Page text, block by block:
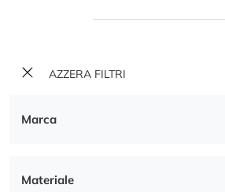
AZZERA FILTRI
Marca
Materiale